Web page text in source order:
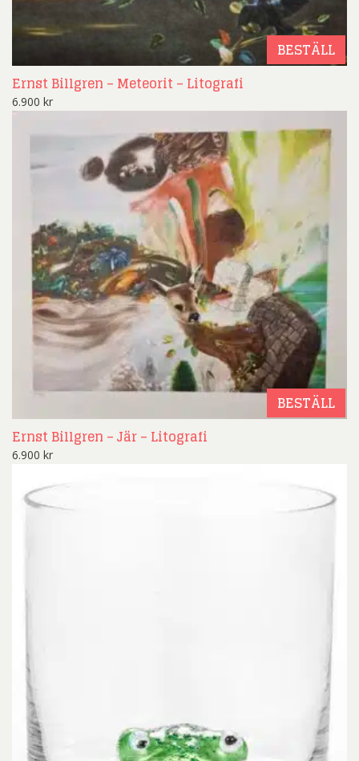
BESTÄLL
Ernst Billgren – Meteorit – Litografi
6.900 kr
BESTÄLL
Ernst Billgren – Jär – Litografi
6.900 kr